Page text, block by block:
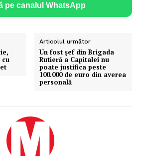
pe canalul WhatsApp
cu
Articolul următor
Un fost șef din Brigada
Rutieră a Capitalei nu
poate justifica peste
100.000 de euro din averea
personală